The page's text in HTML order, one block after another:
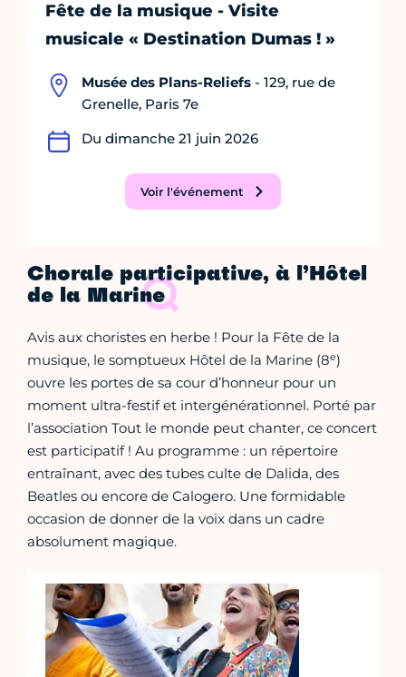
Fête de la musique - Visite
musicale « Destination Dumas ! »
Musée des Plans-Reliefs - 129, rue de
Grenelle, Paris 7e
Du dimanche 21 juin 2026
Voir l'événement
Chorale participative, à l’Hôtel
de la Marine
Avis aux choristes en herbe ! Pour la Fête de la
musique, le somptueux Hôtel de la Marine (8e)
ouvre les portes de sa cour d’honneur pour un
moment ultra-festif et intergénérationnel. Porté par
l’association Tout le monde peut chanter, ce concert
est participatif ! Au programme : un répertoire
entraînant, avec des tubes culte de Dalida, des
Beatles ou encore de Calogero. Une formidable
occasion de donner de la voix dans un cadre
absolument magique.